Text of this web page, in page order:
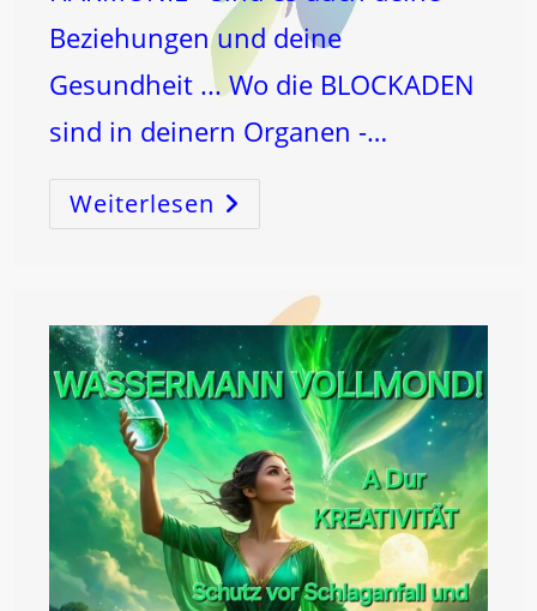
Beziehungen und deine
Gesundheit ... Wo die BLOCKADEN
sind in deinern Organen -…
Weiterlesen ORGANE
Und
BEZIEHUNGEN!